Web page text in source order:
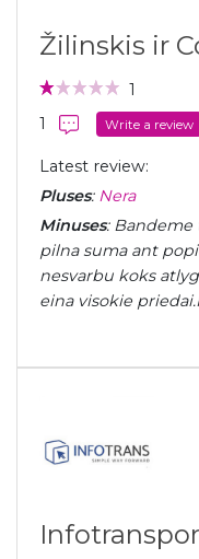
Žilinskis ir
1
1
Write a review
Latest review:
Pluses: Nera
Minuses: Bandeme
pilna suma ant
nesvarbu koks
eina visokie